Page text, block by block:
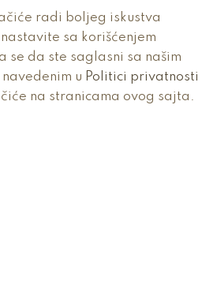
radi boljeg iskustva
sa korišćenjem
se da ste saglasni sa našim
u Politici privatnosti
na stranicama ovog sajta.